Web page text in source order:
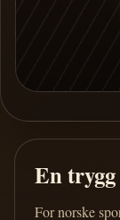
En
For norske